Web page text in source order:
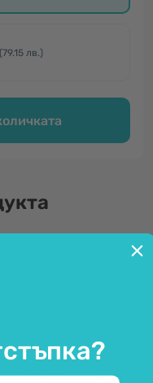
(79.15 лв.)
), известно